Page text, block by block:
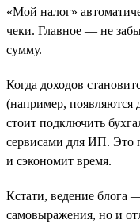
«Мой налог»
чеки. Главное — не
сумму.
Когда доходов
(например, появляются
стоит подключить
сервисами для ИП. Это
и сэкономит время.
Кстати, ведение блога
самовыражения, но и